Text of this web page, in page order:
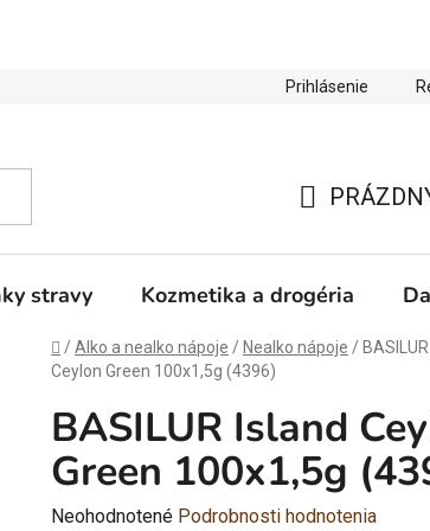
Podmienky ochrany osobných údajov
Prihlásenie
KOŠÍK
stravy Kozmetika a drogéria
Domov
/Alko a nealko nápoje / Nealko nápoje /
Ceylon Green 100x1,5g (4396)
BASILUR Island
Green 100x1,5g
Priemerné
Neohodnotené Podrobnosti hodnotenia